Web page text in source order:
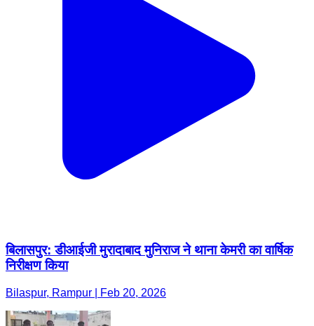
बिलासपुर: डीआईजी मुरादाबाद मुनिराज ने थाना केमरी का वार्षिक
निरीक्षण किया
Bilaspur, Rampur | Feb 20, 2026